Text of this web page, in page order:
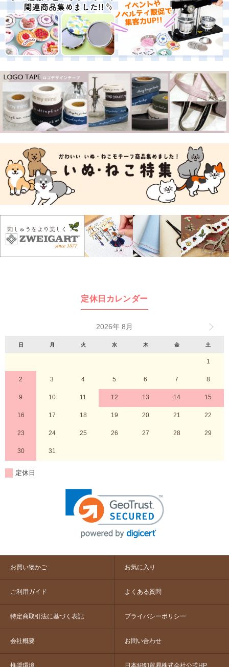
定休日カレンダー
2026年 8月
日 月 火 水 木 金 土
1
2 3 4 5 6 7 8
9 10 11 12 13 14 15
16 17 18 19 20 21 22
23 24 25 26 27 28 29
30 31
定休日
お買い物かご お気に入り
ご利用ガイド よくある質問
特定商取引法に基づく表記 プライバシーポリシー
会社概要 お問い合わせ
推奨環境 日本紐釦貿易株式会社公式HP